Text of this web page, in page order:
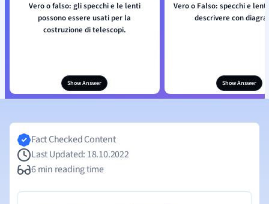
Vero o falso: gli specchi e le lenti
possono essere usati per la
costruzione di telescopi.
Show Answer
Vero o Falso: specchi e
descrivere con
Show Answer
Fact Checked Content
Last Updated: 18.10.2022
6 min reading time